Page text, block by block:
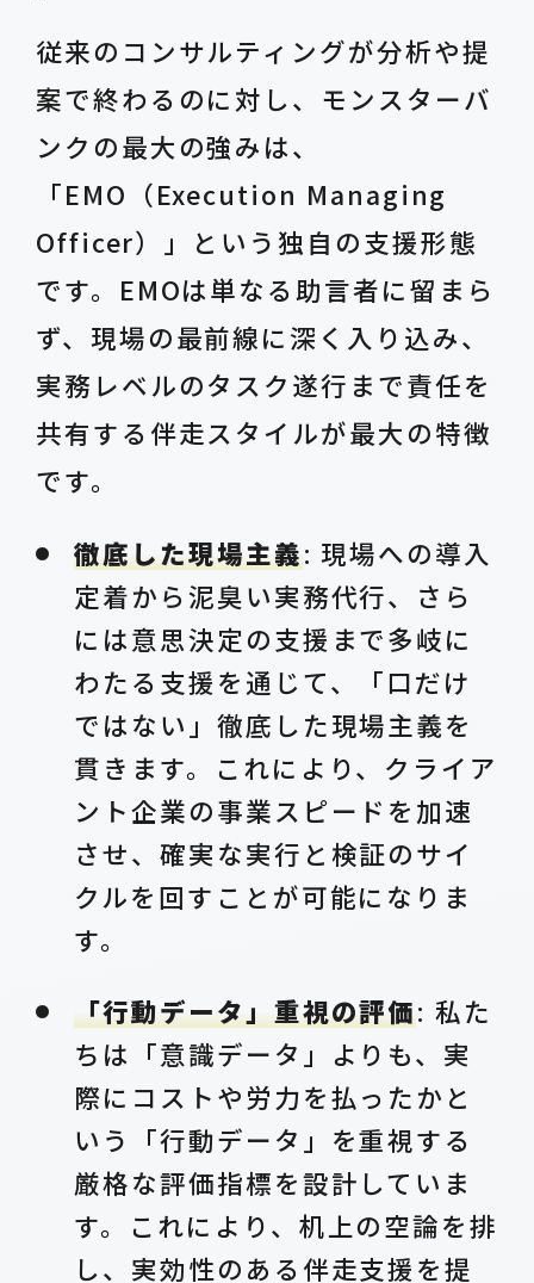
従来のコンサルティングが分析や提
案で終わるのに対し、モンスターバ
ンクの最大の強みは、
「EMO（Execution Managing
Officer）」という独自の支援形態
です。EMOは単なる助言者に留まら
ず、現場の最前線に深く入り込み、
実務レベルのタスク遂行まで責任を
共有する伴走スタイルが最大の特徴
です。
徹底した現場主義: 現場への導入
定着から泥臭い実務代行、さら
には意思決定の支援まで多岐に
わたる支援を通じて、「口だけ
ではない」徹底した現場主義を
貫きます。これにより、クライア
ント企業の事業スピードを加速
させ、確実な実行と検証のサイ
クルを回すことが可能になりま
す。
「行動データ」重視の評価: 私た
ちは「意識データ」よりも、実
際にコストや労力を払ったかと
いう「行動データ」を重視する
厳格な評価指標を設計していま
す。これにより、机上の空論を排
し、実効性のある伴走支援を提